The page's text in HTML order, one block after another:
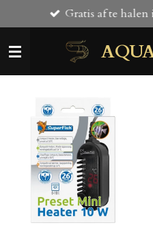
direct
naar
Gratis af te